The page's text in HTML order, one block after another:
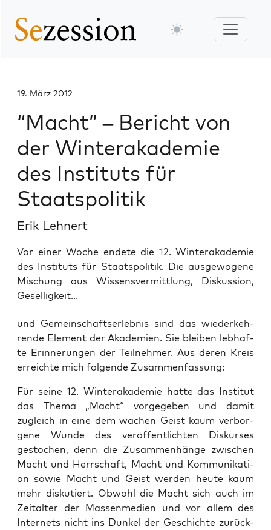
19. März 2012
“Macht” – Bericht von
der Winterakademie
des Instituts für
Staatspolitik
Erik Lehnert
Vor einer Woche endete die 12. Winterakademie
des Instituts für Staatspolitik. Die ausgewogene
Mischung aus Wissensvermittlung, Diskussion,
Geselligkeit...
und Gemein­schafts­er­leb­nis sind das wie­der­keh­
ren­de Ele­ment der Aka­de­mien. Sie blei­ben leb­haf­
te Erin­ne­run­gen der Teil­neh­mer. Aus deren Kreis
erreich­te mich fol­gen­de Zusammenfassung:
Für sei­ne 12. Win­ter­aka­de­mie hat­te das Insti­tut
das The­ma „Macht“ vor­ge­ge­ben und damit
zugleich in eine dem wachen Geist kaum ver­bor­
ge­ne Wun­de des ver­öf­fent­lich­ten Dis­kur­ses
gesto­chen, denn die Zusam­men­hän­ge zwi­schen
Macht und Herr­schaft, Macht und Kom­mu­ni­ka­ti­
on sowie Macht und Geist wer­den heu­te kaum
mehr dis­ku­tiert. Obwohl die Macht sich auch im
Zeit­al­ter der Mas­sen­me­di­en und vor allem des
Inter­nets nicht ins Dun­kel der Geschich­te zurück­